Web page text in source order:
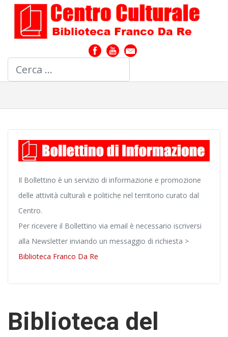
Cerca
Il Bollettino è un servizio di informazione e promozione
delle attività culturali e politiche nel territorio curato dal
Centro.
Per ricevere il Bollettino via email è necessario iscriversi
alla Newsletter inviando un messaggio di richiesta >
Biblioteca Franco Da Re
Biblioteca del